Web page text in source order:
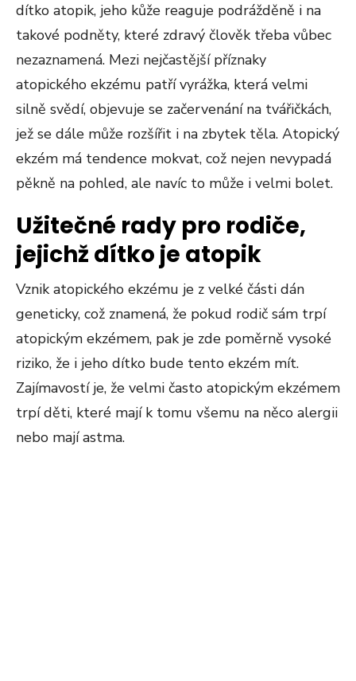
dítko atopik, jeho kůže reaguje podrážděně i na
takové podněty, které zdravý člověk třeba vůbec
nezaznamená. Mezi nejčastější příznaky
atopického ekzému patří vyrážka, která velmi
silně svědí, objevuje se začervenání na tvářičkách,
jež se dále může rozšířit i na zbytek těla. Atopický
ekzém má tendence mokvat, což nejen nevypadá
pěkně na pohled, ale navíc to může i velmi bolet.
Užitečné rady pro rodiče,
jejichž dítko je atopik
Vznik atopického ekzému je z velké části dán
geneticky, což znamená, že pokud rodič sám trpí
atopickým ekzémem, pak je zde poměrně vysoké
riziko, že i jeho dítko bude tento ekzém mít.
Zajímavostí je, že velmi často atopickým ekzémem
trpí děti, které mají k tomu všemu na něco alergii
nebo mají astma.